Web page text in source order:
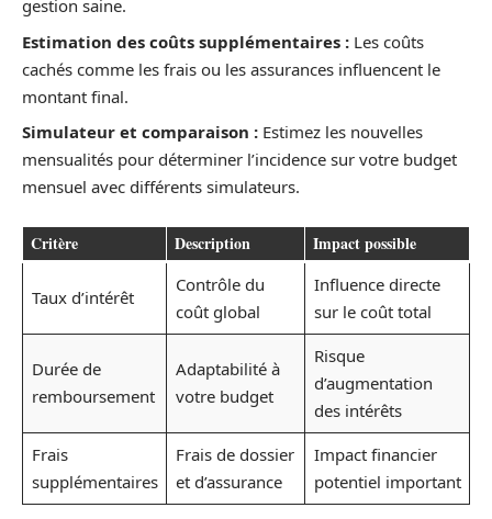
gestion saine.
Estimation des coûts supplémentaires : Les coûts
cachés comme les frais ou les assurances influencent le
montant final.
Simulateur et comparaison : Estimez les nouvelles
mensualités pour déterminer l’incidence sur votre budget
mensuel avec différents simulateurs.
Critère Description Impact possible
Taux d’intérêt
Contrôle du
coût global
Influence directe
sur le coût total
Durée de
remboursement
Adaptabilité à
votre budget
Risque
d’augmentation
des intérêts
Frais
supplémentaires
Frais de dossier
et d’assurance
Impact financier
potentiel important